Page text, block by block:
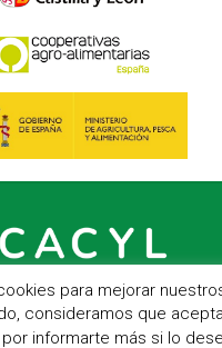
para mejorar
consideramos que
informarte más si lo